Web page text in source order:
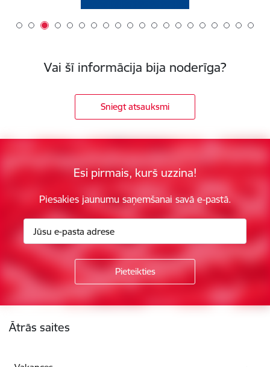
Vai šī informācija bija noderīga?
Sniegt atsauksmi
Esi pirmais, kurš uzzina!
Piesakies jaunumu saņemšanai savā e-pastā.
Ātrās saites